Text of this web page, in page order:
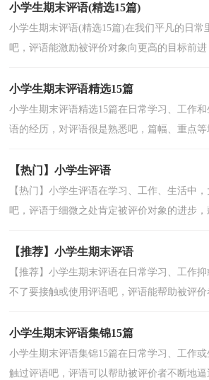
小学生期末评语(精选15篇)
小学生期末评语(精选15篇)在我们平凡的日常
吧，评语能激励被评价对象向更高的目标前
小学生期末评语精选15篇
小学生期末评语精选15篇在日常学习、工作
语的经历，对评语很是熟悉吧，篇幅、重点
【热门】小学生评语
【热门】小学生评语在学习、工作、生活中
吧，评语于细微之处肯定被评价对象的进步
【推荐】小学生期末评语
【推荐】小学生期末评语在日常学习、工作
不了要接触或使用评语吧，评语能帮助被评
小学生期末评语集锦15篇
小学生期末评语集锦15篇在日常学习、工作
触过评语吧，评语可以帮助被评价者不断地